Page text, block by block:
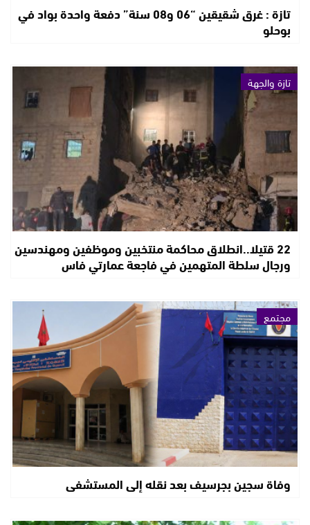
تازة : غرق شقيقين “06 و08 سنة” دفعة واحدة بواد في
بوحلو
تازة والجهة
22 قتيلا..انطلاق محاكمة منتخبين وموظفين ومهندسين
ورجال سلطة المتهمين في فاجعة عمارتي فاس
مجتمع
وفاة سجين بجرسيف بعد نقله إلى المستشفى